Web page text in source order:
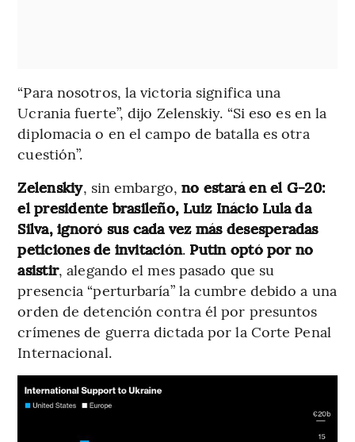
“Para nosotros, la victoria significa una
Ucrania fuerte”, dijo Zelenskiy. “Si eso es en la
diplomacia o en el campo de batalla es otra
cuestión”.
Zelenskiy, sin embargo,no estará en el G-20:
el presidente brasileño, Luiz Inácio Lula da
Silva, ignoró sus cada vez más desesperadas
peticiones de invitación. Putin optó por no
asistir, alegando el mes pasado que su
presencia “perturbaría” la cumbre debido a una
orden de detención contra él por presuntos
crímenes de guerra dictada por la Corte Penal
Internacional.